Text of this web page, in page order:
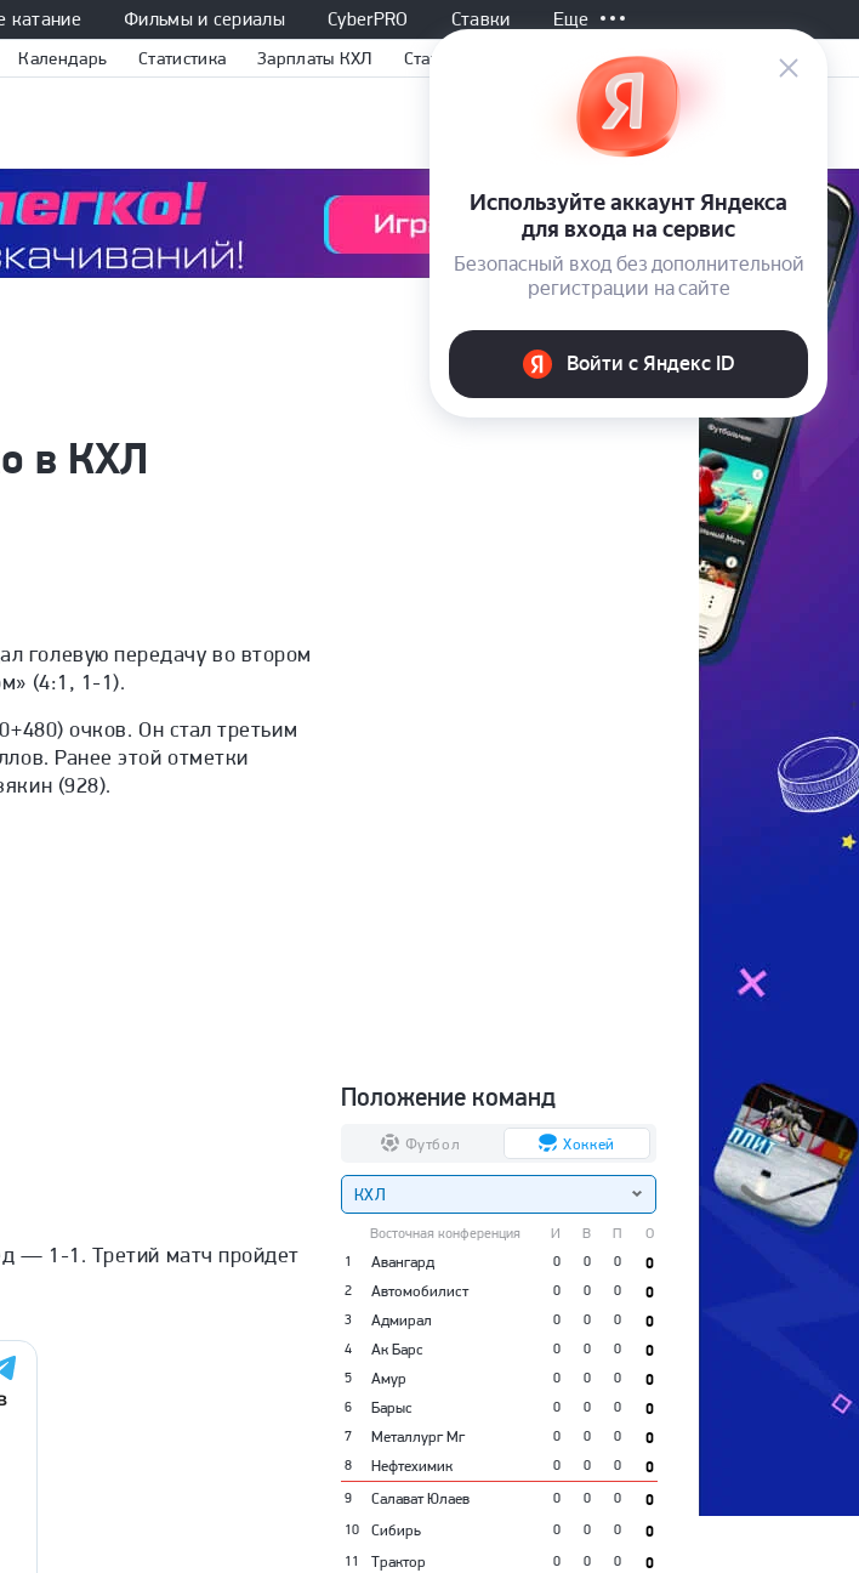
катание Фильмы и сериалы CyberPRO Ставки Еще
Календарь Статистика Зарплаты КХЛ Статьи
в КХЛ
голевую передачу во втором
(4:1, 1-1).
очков. Он стал третьим
Ранее этой отметки
(928).
— 1-1. Третий матч пройдет
Положение команд
Футбол Хоккей
КХЛ
Восточная конференция И В П
О
1
Авангард 0 0 0 0
2 Автомобилист 0 0 0 0
3 Адмирал 0 0 0 0
4 Ак Барс 0 0 0 0
5 Амур 0 0 0 0
6 Барыс 0 0 0 0
7 Металлург Мг 0 0 0 0
8 Нефтехимик 0 0 0 0
9 Салават Юлаев 0 0 0 0
10 Сибирь 0 0 0 0
11 Трактор 0 0 0 0